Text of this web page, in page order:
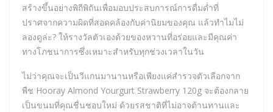
สร้างขึ้นอย่างพิถีพิถันเพื่อมอบประสบการณ์การดื่มด่ำที่
ปราศจากความผิดที่สอดคล้องกับค่านิยมของคุณ แล้วทำไมไม่
ลองดูล่ะ? ให้รางวัลตัวเองด้วยของหวานที่อร่อยและมีคุณค่า
ทางโภชนาการซึ่งเหมาะสำหรับทุกช่วงเวลาในวัน
ไม่ว่าคุณจะเป็นวีแกนมานานหรือเพียงแค่สำรวจตัวเลือกจาก
พืช Hooray Almond Yourgurt Strawberry 120g จะต้องกลาย
เป็นขนมที่คุณชื่นชอบใหม่ ด้วยรสชาติที่ไม่อาจต้านทานและ